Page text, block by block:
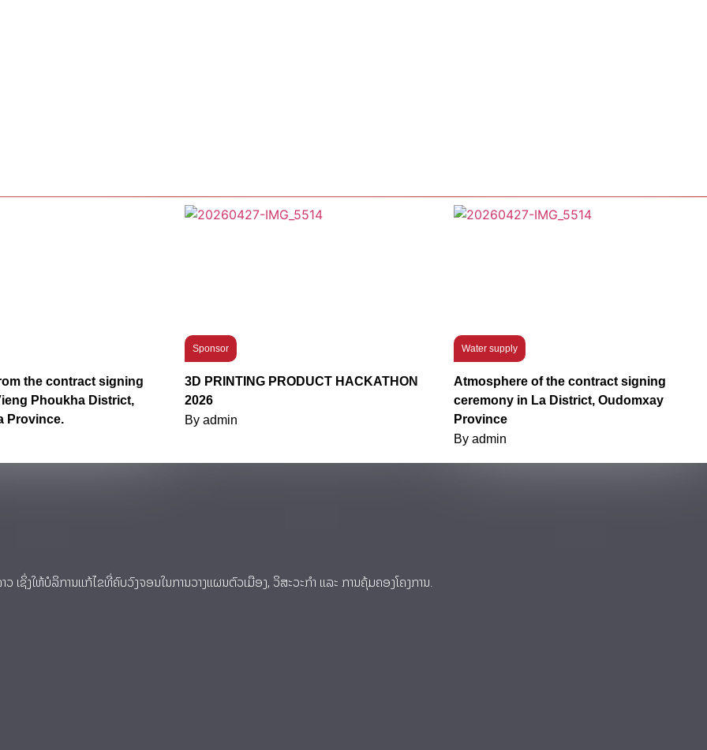
the contract signing
Phoukha District,
Province.
Sponsor
3D PRINTING PRODUCT HACKATHON
2026
By admin
Water supply
Atmosphere of the contract signing
ceremony in La District, Oudomxay
Province
By admin
ງໃຫ້ບໍລິການແກ້ໄຂທີ່ຄົບວົງຈອນໃນການວາງແຜນຕົວເມືອງ, ວິສະວະກໍາ ແລະ ການຄຸ້ມຄອງໂຄງການ.